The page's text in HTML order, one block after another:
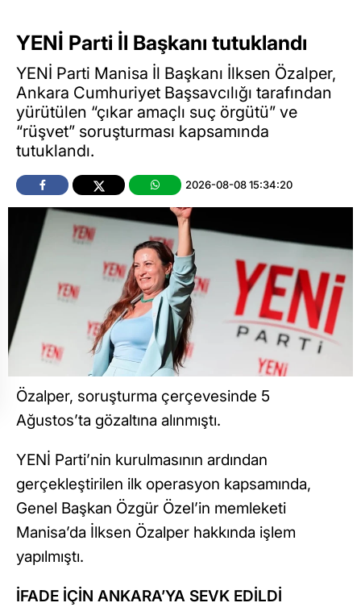
YENİ Parti İl Başkanı tutuklandı
YENİ Parti Manisa İl Başkanı İlksen Özalper,
Ankara Cumhuriyet Başsavcılığı tarafından
yürütülen “çıkar amaçlı suç örgütü” ve
“rüşvet” soruşturması kapsamında
tutuklandı.
2026-08-08 15:34:20
Özalper, soruşturma çerçevesinde 5
Ağustos’ta gözaltına alınmıştı.
YENİ Parti’nin kurulmasının ardından
gerçekleştirilen ilk operasyon kapsamında,
Genel Başkan Özgür Özel’in memleketi
Manisa’da İlksen Özalper hakkında işlem
yapılmıştı.
İFADE İÇİN ANKARA’YA SEVK EDİLDİ